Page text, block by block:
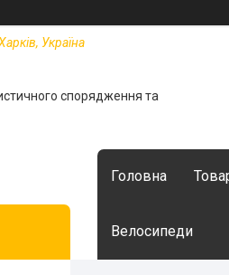
Україна
спорядження та
Головна
Велосипеди